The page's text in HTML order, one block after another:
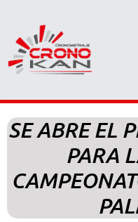
SE ABRE EL
PARA